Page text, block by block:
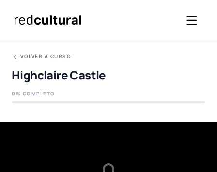
VOLVER A CURSO
Highclaire Castle
0% COMPLETO